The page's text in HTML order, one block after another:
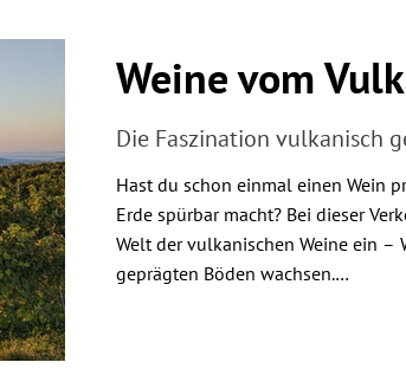
Weine vom
Die Faszination vulkanisch
Hast du schon einmal einen Wein
Erde spürbar macht? Bei dieser
Welt der vulkanischen Weine ein –
geprägten Böden wachsen.